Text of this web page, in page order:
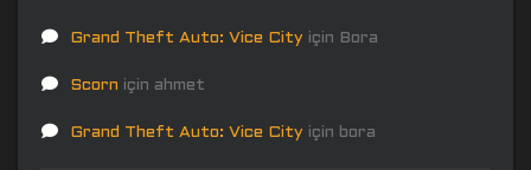
Grand Theft Auto: Vice City için Bora
Scorn için ahmet
Grand Theft Auto: Vice City için bora